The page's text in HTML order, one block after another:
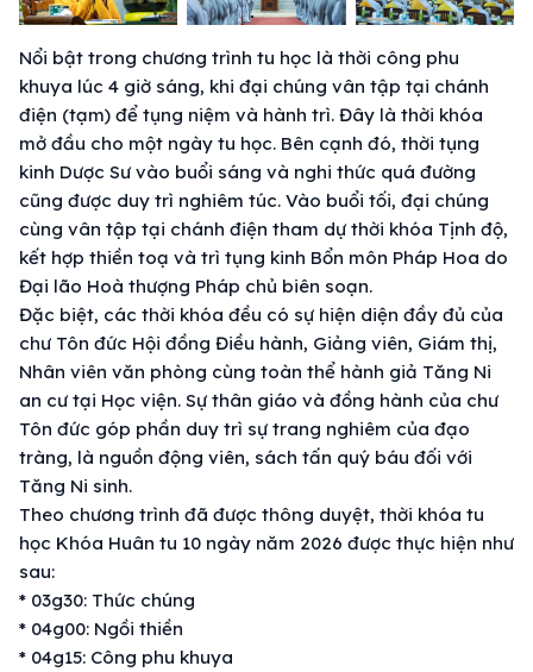
Nổi bật trong chương trình tu học là thời công phu
khuya lúc 4 giờ sáng, khi đại chúng vân tập tại chánh
điện (tạm) để tụng niệm và hành trì. Đây là thời khóa
mở đầu cho một ngày tu học. Bên cạnh đó, thời tụng
kinh Dược Sư vào buổi sáng và nghi thức quá đường
cũng được duy trì nghiêm túc. Vào buổi tối, đại chúng
cùng vân tập tại chánh điện tham dự thời khóa Tịnh độ,
kết hợp thiền toạ và trì tụng kinh Bổn môn Pháp Hoa do
Đại lão Hoà thượng Pháp chủ biên soạn.
Đặc biệt, các thời khóa đều có sự hiện diện đầy đủ của
chư Tôn đức Hội đồng Điều hành, Giảng viên, Giám thị,
Nhân viên văn phòng cùng toàn thể hành giả Tăng Ni
an cư tại Học viện. Sự thân giáo và đồng hành của chư
Tôn đức góp phần duy trì sự trang nghiêm của đạo
tràng, là nguồn động viên, sách tấn quý báu đối với
Tăng Ni sinh.
Theo chương trình đã được thông duyệt, thời khóa tu
học Khóa Huân tu 10 ngày năm 2026 được thực hiện như
sau:
* 03g30: Thức chúng
* 04g00: Ngồi thiền
* 04g15: Công phu khuya